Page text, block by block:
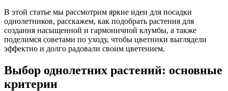
В этой статье мы рассмотрим яркие идеи для посадки
однолетников, расскажем, как подобрать растения для
создания насыщенной и гармоничной клумбы, а также
поделимся советами по уходу, чтобы цветники выглядели
эффектно и долго радовали своим цветением.
Выбор однолетних растений: основные
критерии